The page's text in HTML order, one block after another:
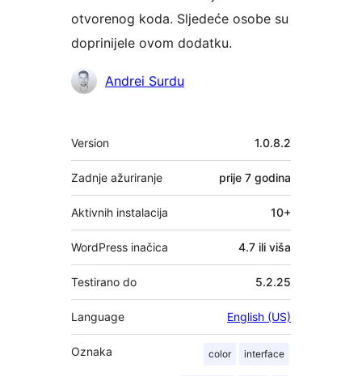
otvorenog koda. Sljedeće osobe su
doprinijele ovom dodatku.
SuradniciAndrei Surdu
Meta
Version 1.0.8.2
Zadnje ažuriranje prije 7 godina
Aktivnih instalacija 10+
WordPress inačica 4.7 ili viša
Testirano do 5.2.25
Language English (US)
Oznaka color interface